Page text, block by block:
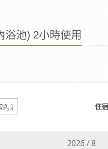
浴池) 2小時使用
住
2026 /8